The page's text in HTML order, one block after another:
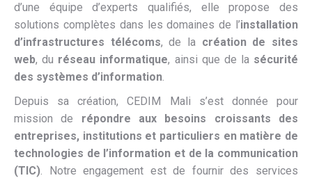
d’une équipe d’experts qualifiés, elle propose des
solutions complètes dans les domaines de l’installation
d’infrastructures télécoms, de la création de sites
web, du réseau informatique, ainsi que de la sécurité
des systèmes d’information.
Depuis sa création, CEDIM Mali s’est donnée pour
mission de répondre aux besoins croissants des
entreprises, institutions et particuliers en matière de
technologies de l’information et de la communication
(TIC). Notre engagement est de fournir des services